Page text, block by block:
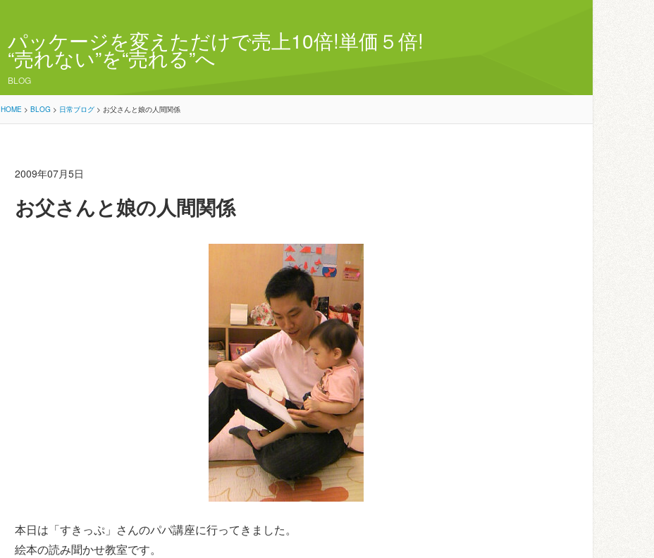
パッケージを変えただけで売上10倍!単価５倍!
“売れない”を“売れる”へ
BLOG
HOME > BLOG > 日常ブログ > お父さんと娘の人間関係
2009年07月5日
お父さんと娘の人間関係
本日は「すきっぷ」さんのパパ講座に行ってきました。
絵本の読み聞かせ教室です。